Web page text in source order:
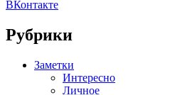
ВКонтакте
Рубрики
Заметки
Интересно
Личное